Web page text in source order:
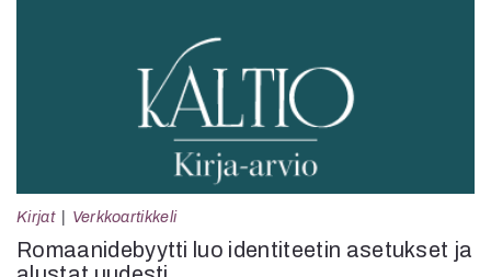
Kirjat Verkkoartikkeli
Romaanidebyytti luo identiteetin asetukset ja